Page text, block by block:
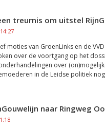
treurnis om uitstel
moties van GroenLinks en de
over de voortgang op het
over
in de Leidse politiek
naar Ringweg